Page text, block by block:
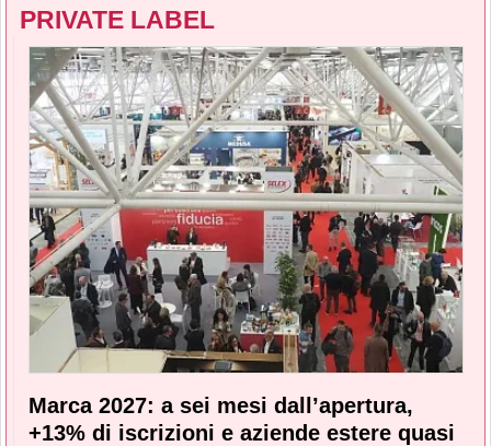
PRIVATE LABEL
Marca 2027: a sei mesi dall’apertura,
+13% di iscrizioni e aziende estere quasi